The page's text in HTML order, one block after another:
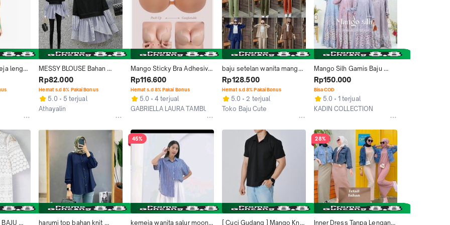
lengan
hnm
MESSY BLOUSE Bahan
Mango Knit Mix Katun Baju
Atasan Blose Wanita
Rp82.000
Hemat s.d 8% Pakai Bonus
5.0
5 terjual
Athayalin
Mango Sticky Bra Adhesive
BH Tempel Push Up angel
Pluff Front Clip Baju Pesta
Magic Free Bra Backless
Invisible
Rp116.600
Hemat s.d 8% Pakai Bonus
5.0
4 terjual
GABRIELLA LAURA TAMBUNAN-wykTyuMdPQ
baju setelan wanita mango
knit import tebal
Rp128.500
Hemat s.d 8% Pakai Bonus
5.0
2 terjual
Toko Baju Cute
Mango Silh Gamis Baju
Muslim Wanita Elegan
dengan Motif Bunga dan
Lengan Panjang
Rp150.000
Bisa COD
5.0
1 terjual
KADIN COLLECTION
BAJU
harumi top bahan knit
45%
kemeja wanita salur moony
[ Cuci Gudang ] Mango Knit
28%
Inner Dress Tanpa Lengan /